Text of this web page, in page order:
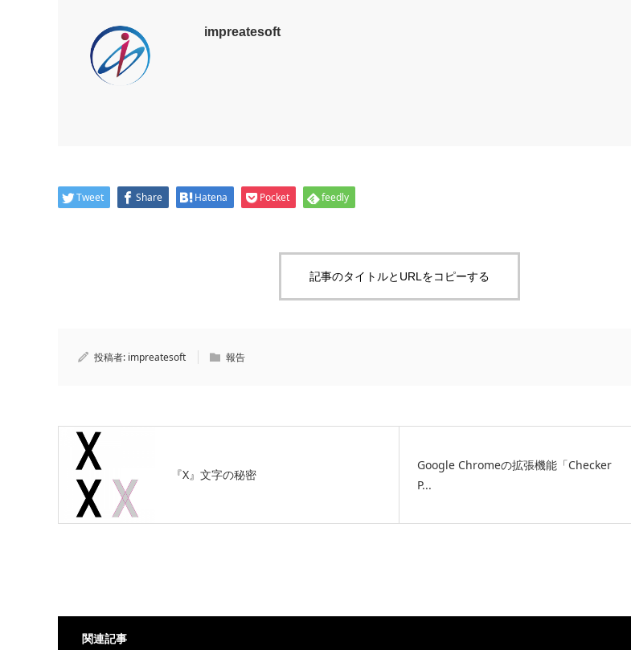
impreatesoft
Tweet Share Hatena Pocket feedly
記事のタイトルとURLをコピーする
投稿者: impreatesoft 報告
『X』文字の秘密
Google Chromeの拡張機能「Checker
P...
関連記事